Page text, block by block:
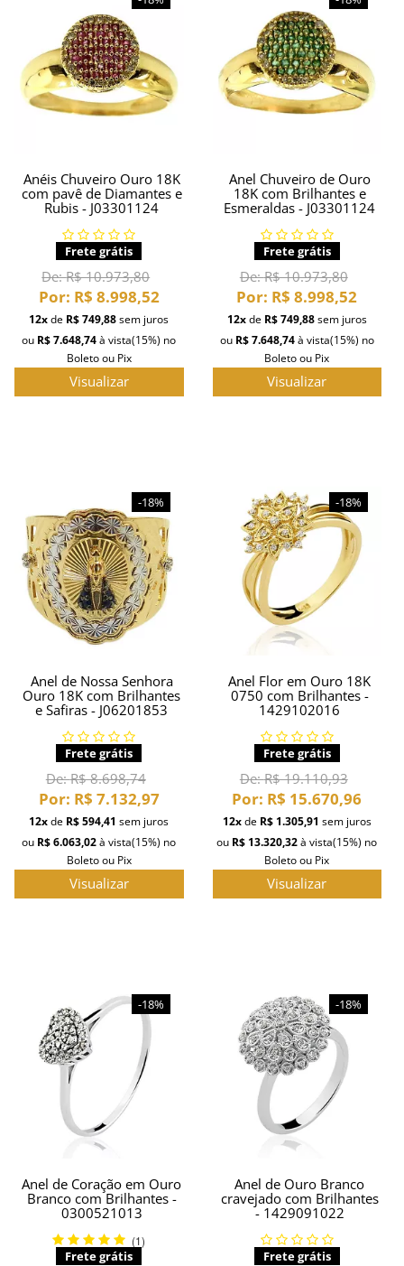
Anéis Chuveiro Ouro 18K
com pavê de Diamantes e
Rubis - J03301124
Frete grátis
De:R$ 10.973,80
Por: R$ 8.998,52
12xde R$ 749,88sem juros
ou R$ 7.648,74à vista(15%) no
Boleto ou Pix
Visualizar
Anel Chuveiro de Ouro
18K com Brilhantes e
Esmeraldas - J03301124
Frete grátis
De:R$ 10.973,80
Por: R$ 8.998,52
12xde R$ 749,88sem juros
ou R$ 7.648,74à vista(15%) no
Boleto ou Pix
Visualizar
-18%
Anel de Nossa Senhora
Ouro 18K com Brilhantes
e Safiras - J06201853
Frete grátis
De:R$ 8.698,74
Por: R$ 7.132,97
12xde R$ 594,41 sem juros
ou R$ 6.063,02à vista(15%) no
Boleto ou Pix
Visualizar
-18%
Anel Flor em Ouro 18K
0750 com Brilhantes -
1429102016
Frete grátis
De:R$ 19.110,93
Por: R$ 15.670,96
12xde R$ 1.305,91 sem juros
ou R$ 13.320,32à vista(15%) no
Boleto ou Pix
Visualizar
-18%
Anel de Coração em Ouro
Branco com Brilhantes -
0300521013
(1)
Frete grátis
-18%
Anel de Ouro Branco
cravejado com Brilhantes
- 1429091022
Frete grátis